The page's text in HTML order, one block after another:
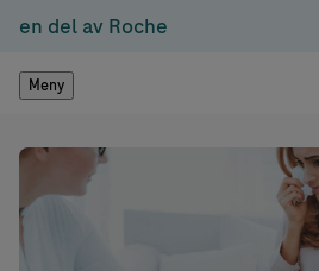
en del av Roche
Meny